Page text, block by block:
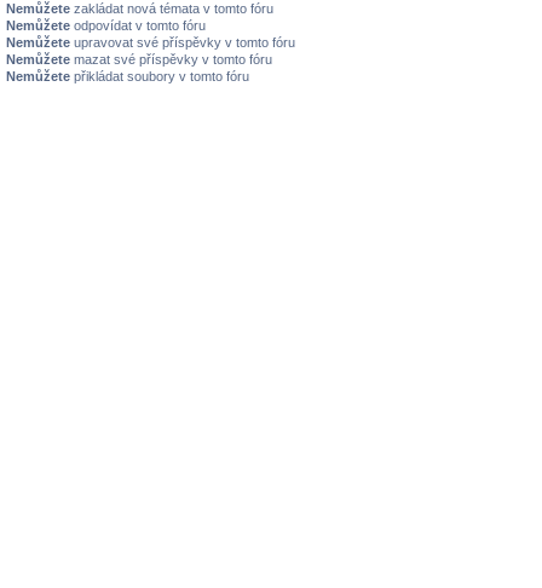
Nemůžete zakládat nová témata v tomto fóru
Nemůžete odpovídat v tomto fóru
Nemůžete upravovat své příspěvky v tomto fóru
Nemůžete mazat své příspěvky v tomto fóru
Nemůžete přikládat soubory v tomto fóru